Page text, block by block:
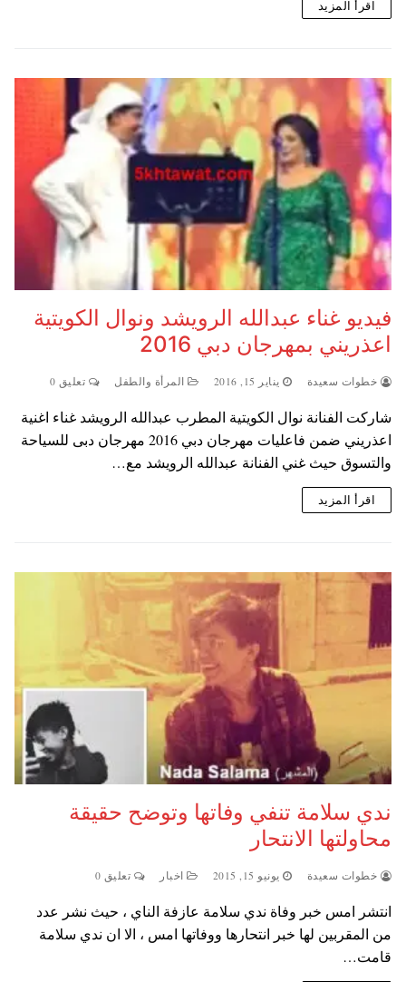
اقرأ المزيد
فيديو غناء عبدالله الرويشد ونوال الكويتية
اعذريني بمهرجان دبي 2016
خطوات سعيدة يناير 15, 2016 المرأة والطفل تعليق 0
شاركت الفنانة نوال الكويتية المطرب عبدالله الرويشد غناء اغنية
اعذريني ضمن فاعليات مهرجان دبي 2016 مهرجان دبى للسياحة
والتسوق حيث غني الفنانة عبدالله الرويشد مع…
اقرأ المزيد
ندي سلامة تنفي وفاتها وتوضح حقيقة
محاولتها الانتحار
خطوات سعيدة يونيو 15, 2015 اخبار تعليق 0
انتشر امس خبر وفاة ندي سلامة عازفة الناي ، حيث نشر عدد
من المقربين لها خبر انتحارها ووفاتها امس ، الا ان ندي سلامة
قامت…